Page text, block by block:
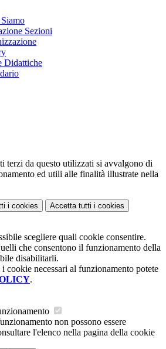
Sezioni
Didattiche
terzi da questo utilizzati si avvalgono di
ed utili alle finalità illustrate nella
i cookies Accetta tutti i cookies
scegliere quali cookie consentire.
che consentono il funzionamento della
disabilitarli.
cookie necessari al funzionamento potete
.
non possono essere
l'elenco nella pagina della cookie